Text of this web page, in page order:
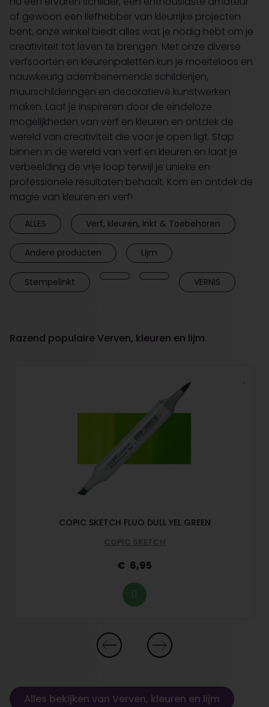
of gewoon een liefhebber van kleurrijke projecten
bent, onze winkel biedt alles wat je nodig hebt om je
creativiteit tot leven te brengen. Met onze diverse
verfsoorten en kleurenpaletten kun je moeiteloos en
nauwkeurig adembenemende schilderijen,
muurschilderingen en decoratieve kunstwerken
maken. Laat je inspireren door de eindeloze
mogelijkheden van verf en kleuren en ontdek de
wereld van creativiteit die voor je open ligt. Stap
binnen in de wereld van verf en kleuren en laat je
verbeelding de vrije loop terwijl je unieke en
professionele resultaten behaalt. Kom en ontdek de
magie van kleuren en verf!
ALLES Verf, kleuren, Inkt & Toebehoren
Andere producten Lijm
Stempelinkt VERNIS
Razend populaire Verven, kleuren en lijm
COPIC SKETCH FLUO DULL YEL GREEN
COPIC SKETCH
6,95
Alles bekijken van Verven, kleuren en lijm